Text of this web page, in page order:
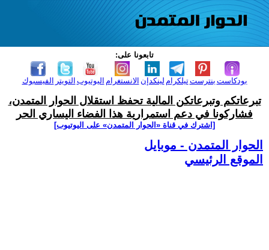
تابعونا على:
الفيسبوك التويتر اليوتيوب الانستغرام لينكدإن تيلكرامبنترست بودكاست
تبرعاتكم وتبرعاتكن المالية تحفظ استقلال الحوار المتمدن،
فشاركونا في دعم استمرارية هذا الفضاء اليساري الحر
[اشترك في قناة ‫«الحوار المتمدن» على اليوتيوب]
الحوار المتمدن - موبايل
الموقع الرئيسي